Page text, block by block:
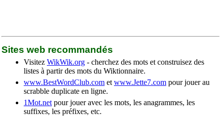
Sites web recommandés
Visitez WikWik.org - cherchez des mots et construisez des
listes à partir des mots du Wiktionnaire.
www.BestWordClub.com et www.Jette7.com pour jouer au
scrabble duplicate en ligne.
1Mot.net pour jouer avec les mots, les anagrammes, les
suffixes, les préfixes, etc.